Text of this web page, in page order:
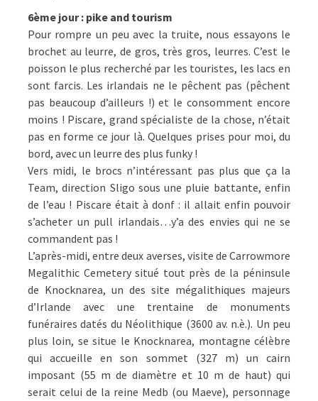
6ème jour : pike and tourism
Pour rompre un peu avec la truite, nous essayons le
brochet au leurre, de gros, très gros, leurres. C’est le
poisson le plus recherché par les touristes, les lacs en
sont farcis. Les irlandais ne le pêchent pas (pêchent
pas beaucoup d’ailleurs !) et le consomment encore
moins ! Piscare, grand spécialiste de la chose, n’était
pas en forme ce jour là. Quelques prises pour moi, du
bord, avec un leurre des plus funky !
Vers midi, le brocs n’intéressant pas plus que ça la
Team, direction Sligo sous une pluie battante, enfin
de l’eau ! Piscare était à donf : il allait enfin pouvoir
s’acheter un pull irlandais…y’a des envies qui ne se
commandent pas !
L’après-midi, entre deux averses, visite de Carrowmore
Megalithic Cemetery situé tout près de la péninsule
de Knocknarea, un des site mégalithiques majeurs
d’Irlande avec une trentaine de monuments
funéraires datés du Néolithique (3600 av. n.è.). Un peu
plus loin, se situe le Knocknarea, montagne célèbre
qui accueille en son sommet (327 m) un cairn
imposant (55 m de diamètre et 10 m de haut) qui
serait celui de la reine Medb (ou Maeve), personnage